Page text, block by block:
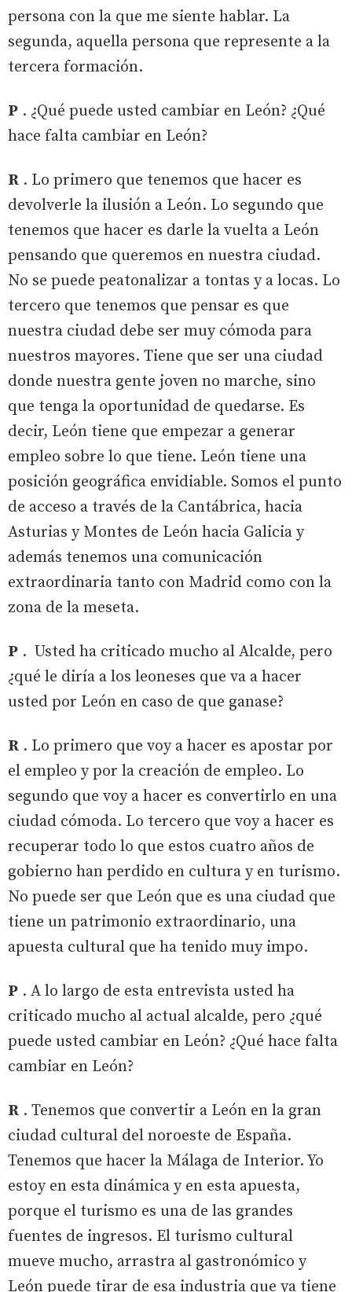
persona con la que me siente hablar. La
segunda, aquella persona que represente a la
tercera formación.
P . ¿Qué puede usted cambiar en León? ¿Qué
hace falta cambiar en León?
R . Lo primero que tenemos que hacer es
devolverle la ilusión a León. Lo segundo que
tenemos que hacer es darle la vuelta a León
pensando que queremos en nuestra ciudad.
No se puede peatonalizar a tontas y a locas. Lo
tercero que tenemos que pensar es que
nuestra ciudad debe ser muy cómoda para
nuestros mayores. Tiene que ser una ciudad
donde nuestra gente joven no marche, sino
que tenga la oportunidad de quedarse. Es
decir, León tiene que empezar a generar
empleo sobre lo que tiene. León tiene una
posición geográfica envidiable. Somos el punto
de acceso a través de la Cantábrica, hacia
Asturias y Montes de León hacia Galicia y
además tenemos una comunicación
extraordinaria tanto con Madrid como con la
zona de la meseta.
P . Usted ha criticado mucho al Alcalde, pero
¿qué le diría a los leoneses que va a hacer
usted por León en caso de que ganase?
R . Lo primero que voy a hacer es apostar por
el empleo y por la creación de empleo. Lo
segundo que voy a hacer es convertirlo en una
ciudad cómoda. Lo tercero que voy a hacer es
recuperar todo lo que estos cuatro años de
gobierno han perdido en cultura y en turismo.
No puede ser que León que es una ciudad que
tiene un patrimonio extraordinario, una
apuesta cultural que ha tenido muy impo.
P . A lo largo de esta entrevista usted ha
criticado mucho al actual alcalde, pero ¿qué
puede usted cambiar en León? ¿Qué hace falta
cambiar en León?
R . Tenemos que convertir a León en la gran
ciudad cultural del noroeste de España.
Tenemos que hacer la Málaga de Interior. Yo
estoy en esta dinámica y en esta apuesta,
porque el turismo es una de las grandes
fuentes de ingresos. El turismo cultural
mueve mucho, arrastra al gastronómico y
León puede tirar de esa industria que ya tiene